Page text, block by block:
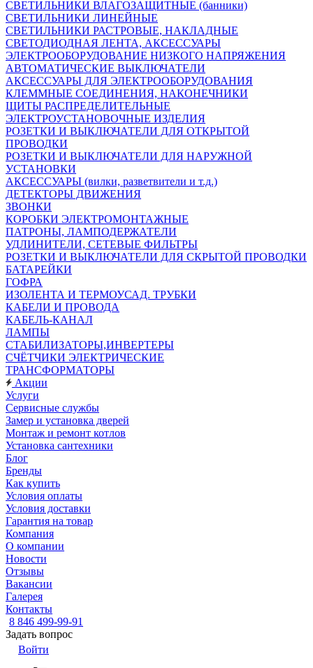
СВЕТИЛЬНИКИ ВЛАГОЗАЩИТНЫЕ (банники)
СВЕТИЛЬНИКИ ЛИНЕЙНЫЕ
СВЕТИЛЬНИКИ РАСТРОВЫЕ, НАКЛАДНЫЕ
СВЕТОДИОДНАЯ ЛЕНТА, АКСЕССУАРЫ
ЭЛЕКТРООБОРУДОВАНИЕ НИЗКОГО НАПРЯЖЕНИЯ
АВТОМАТИЧЕСКИЕ ВЫКЛЮЧАТЕЛИ
АКСЕССУАРЫ ДЛЯ ЭЛЕКТРООБОРУДОВАНИЯ
КЛЕММНЫЕ СОЕДИНЕНИЯ, НАКОНЕЧНИКИ
ЩИТЫ РАСПРЕДЕЛИТЕЛЬНЫЕ
ЭЛЕКТРОУСТАНОВОЧНЫЕ ИЗДЕЛИЯ
РОЗЕТКИ И ВЫКЛЮЧАТЕЛИ ДЛЯ ОТКРЫТОЙ
ПРОВОДКИ
РОЗЕТКИ И ВЫКЛЮЧАТЕЛИ ДЛЯ НАРУЖНОЙ
УСТАНОВКИ
АКСЕССУАРЫ (вилки, разветвители и т.д.)
ДЕТЕКТОРЫ ДВИЖЕНИЯ
ЗВОНКИ
КОРОБКИ ЭЛЕКТРОМОНТАЖНЫЕ
ПАТРОНЫ, ЛАМПОДЕРЖАТЕЛИ
УДЛИНИТЕЛИ, СЕТЕВЫЕ ФИЛЬТРЫ
РОЗЕТКИ И ВЫКЛЮЧАТЕЛИ ДЛЯ СКРЫТОЙ ПРОВОДКИ
БАТАРЕЙКИ
ГОФРА
ИЗОЛЕНТА И ТЕРМОУСАД. ТРУБКИ
КАБЕЛИ И ПРОВОДА
КАБЕЛЬ-КАНАЛ
ЛАМПЫ
СТАБИЛИЗАТОРЫ,ИНВЕРТЕРЫ
СЧЁТЧИКИ ЭЛЕКТРИЧЕСКИЕ
ТРАНСФОРМАТОРЫ
Акции
Услуги
Сервисные службы
Замер и установка дверей
Монтаж и ремонт котлов
Установка сантехники
Блог
Бренды
Как купить
Условия оплаты
Условия доставки
Гарантия на товар
Компания
О компании
Новости
Отзывы
Вакансии
Галерея
Контакты
8 846 499-99-91
Задать вопрос
Войти